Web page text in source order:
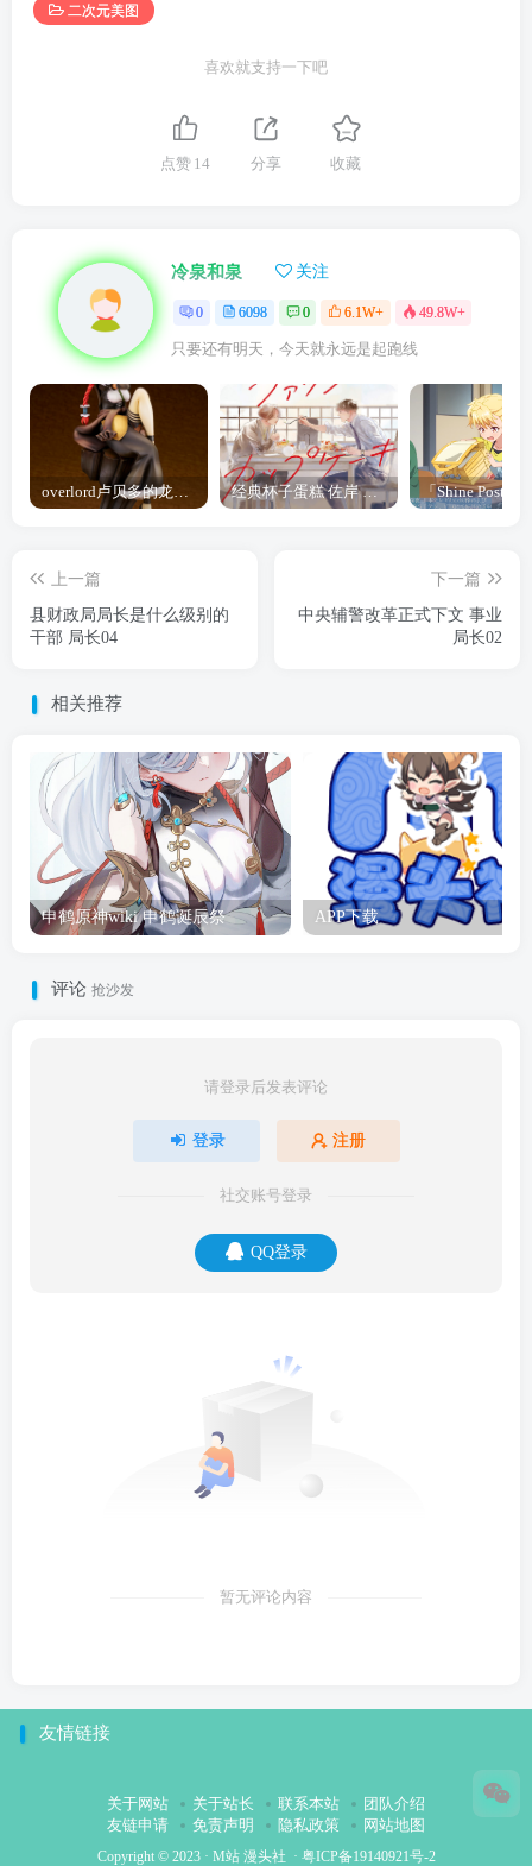
二次元美图
喜欢就支持一下吧
点赞 14 分享 收藏
冷泉和泉 关注
0 6098 0 6.1W+ 49.8W+
只要还有明天，今天就永远是起跑线
overlord卢贝多的龙王谁厉害 「Overlord」露普斯蕾琪娜·贝塔手办开订 经典杯子蛋糕 佐岸 漫画「经典杯子蛋糕」宣布真人日剧化
上一篇
县财政局局长是什么级别的
干部 局长04
下一篇
中央辅警改革正式下文 事业
局长02
相关推荐
申鹤原神wiki 申鹤诞辰祭 APP下载
评论 抢沙发
请登录后发表评论
登录 注册
社交账号登录
QQ登录
暂无评论内容
友情链接
关于网站 关于站长 联系本站
团队介绍
友链申请
免责声明 隐私政策 网站地图
Copyright © 2023 · M站 漫头社 · 粤ICP备19140921号-2